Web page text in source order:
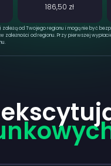
186,50 zł
od Twojego regionu i mogą nie być
zależności od regionu. Przy pierwszej